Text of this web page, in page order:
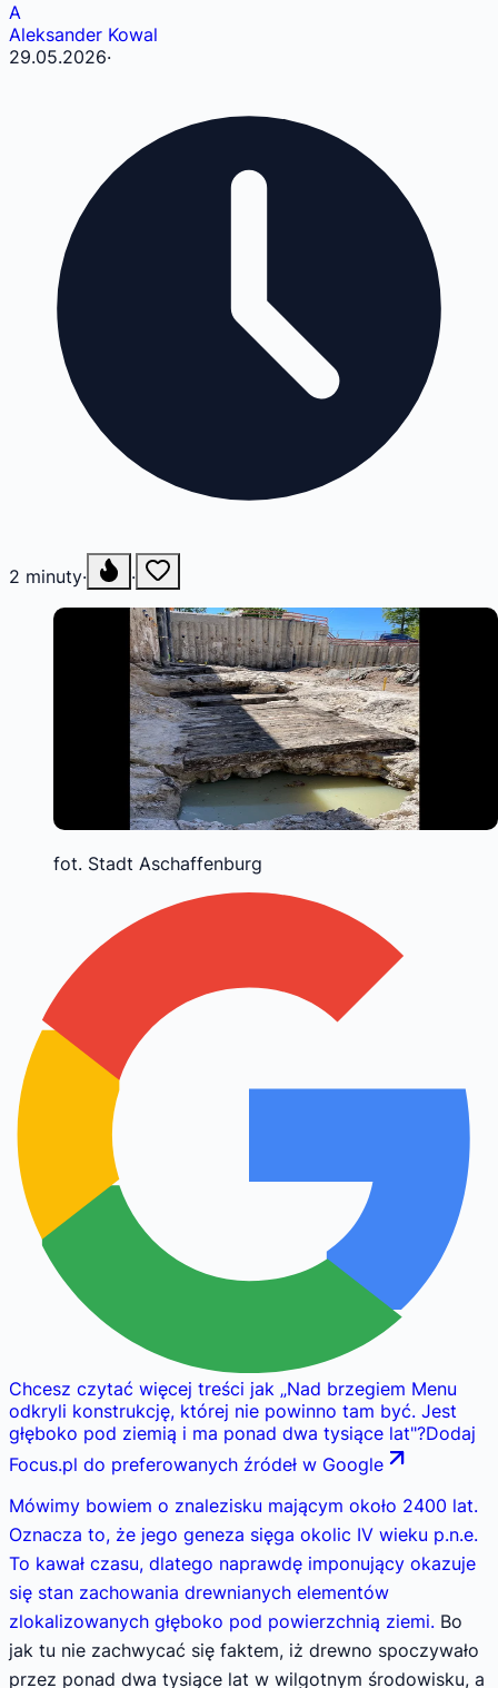
A
Aleksander Kowal
29.05.2026·
2 minuty· ·
fot. Stadt Aschaffenburg
Chcesz czytać więcej treści jak „Nad brzegiem Menu
odkryli konstrukcję, której nie powinno tam być. Jest
głęboko pod ziemią i ma ponad dwa tysiące lat"?Dodaj
Focus.pl do preferowanych źródeł w Google
Mówimy bowiem o znalezisku mającym około 2400 lat.
Oznacza to, że jego geneza sięga okolic IV wieku p.n.e.
To kawał czasu, dlatego naprawdę imponujący okazuje
się stan zachowania drewnianych elementów
zlokalizowanych głęboko pod powierzchnią ziemi. Bo
jak tu nie zachwycać się faktem, iż drewno spoczywało
przez ponad dwa tysiące lat w wilgotnym środowisku, a